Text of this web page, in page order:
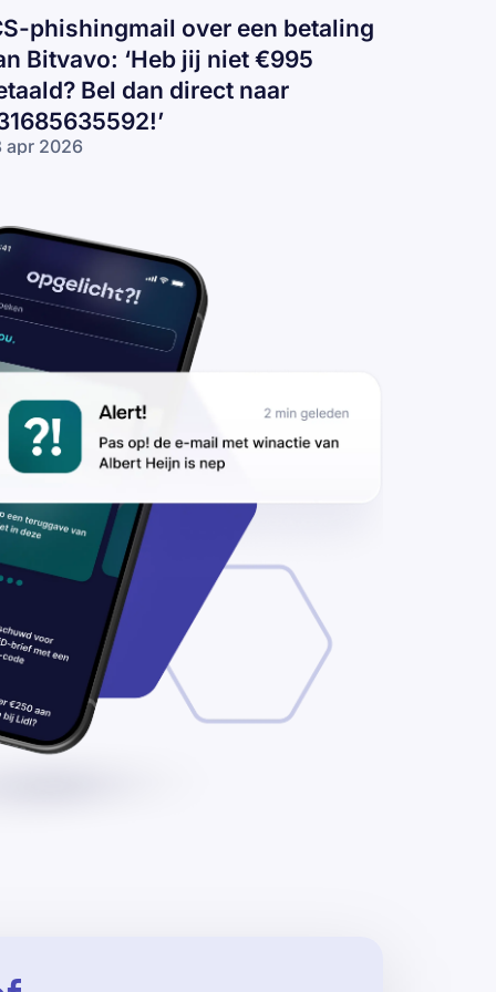
phishingmail over een betaling
Bitvavo: ‘Heb jij niet €995
Bel dan direct naar
apr 2026
‘Heb jij
€995
Bel dan
naar